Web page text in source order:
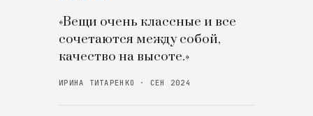
«Вещи очень классные и все
сочетаются между собой,
качество на высоте.»
ИРИНА ТИТАРЕНКО · СЕН 2024